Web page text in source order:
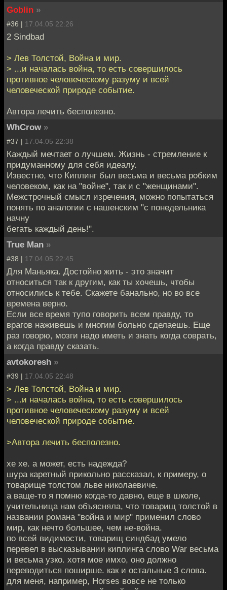
Goblin »
#36 | 17.04.05 22:26
2 Sindbad
> Лев Толстой, Война и мир.
> ...и началась война, то есть совершилось
противное человеческому разуму и всей
человеческой природе событие.
Автора лечить бесполезно.
WhCrow »
#37 | 17.04.05 22:38
Каждый мечтает о лучшем. Жизнь - стремление к
придуманному для себя идеалу.
Известно, что Киплинг был весьма и весьма робким
человеком, как на "войне", так и с "женщинами".
Межстрочный смысл изречения, можно попытаться
понять по аналогии с нашенским "с понедельника
начну
бегать каждый день!".
True Man »
#38 | 17.04.05 22:45
Для Маньяка. Достойно жить - это значит
относиться так к другим, как ты хочешь, чтобы
относились к тебе. Скажете банально, но во все
времена верно.
Если все время тупо говорить всем правду, то
врагов наживешь и многим больно сделаешь. Еще
раз говорю, мозги надо иметь и знать когда соврать,
а когда правду сказать.
avtokoresh »
#39 | 17.04.05 22:48
> Лев Толстой, Война и мир.
> ...и началась война, то есть совершилось
противное человеческому разуму и всей
человеческой природе событие.
>Автора лечить бесполезно.
хе хе. а может, есть надежда?
шура каретный прикольно рассказал, к примеру, о
товарище толстом льве николаевиче.
а ваще-то я помню когда-то давно, еще в школе,
учительница нам объясняла, что товарищ толстой в
названии романа "война и мир" применил слово
мир, как нечто большее, чем не-война.
по всей видимости, товарищ синдбад умело
перевел в высказывании киплинга слово War весьма
и весьма узко. хотя мое имхо, оно должно
переводиться поширше. как и остальные 3 слова.
для меня, например, Horses вовсе не только